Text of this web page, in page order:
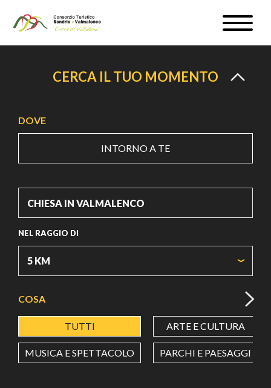
contenuto
Toggle
WEBCAM & METEO
ISCRIVITI
IT
#InLOMBARDIA
CERCA IL TUO MOMENTO
DOVE
INTORNO A TE
NEL RAGGIO DI
COSA
TUTTI ARTE E CULTURA
MUSICA E SPETTACOLO PARCHI E PAESAGGI